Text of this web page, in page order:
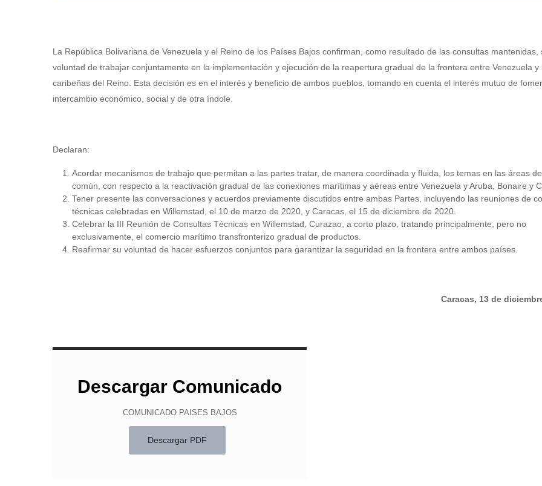
La República Bolivariana de Venezuela y el Reino de los Países Bajos confirman, como resultado de las consultas mantenidas,
voluntad de trabajar conjuntamente en la implementación y ejecución de la reapertura gradual de la frontera entre Venezuela y
caribeñas del Reino. Esta decisión es en el interés y beneficio de ambos pueblos, tomando en cuenta el interés mutuo de
intercambio económico, social y de otra índole.
Declaran:
Acordar mecanismos de trabajo que permitan a las partes tratar, de manera coordinada y fluida, los temas en las áreas
común, con respecto a la reactivación gradual de las conexiones marítimas y aéreas entre Venezuela y Aruba, Bonaire y
Tener presente las conversaciones y acuerdos previamente discutidos entre ambas Partes, incluyendo las reuniones de
técnicas celebradas en Willemstad, el 10 de marzo de 2020, y Caracas, el 15 de diciembre de 2020.
Celebrar la III Reunión de Consultas Técnicas en Willemstad, Curazao, a corto plazo, tratando principalmente, pero no
exclusivamente, el comercio marítimo transfronterizo gradual de productos.
Reafirmar su voluntad de hacer esfuerzos conjuntos para garantizar la seguridad en la frontera entre ambos países.
Caracas, 13 de
Descargar Comunicado
COMUNICADO PAISES BAJOS
Descargar PDF